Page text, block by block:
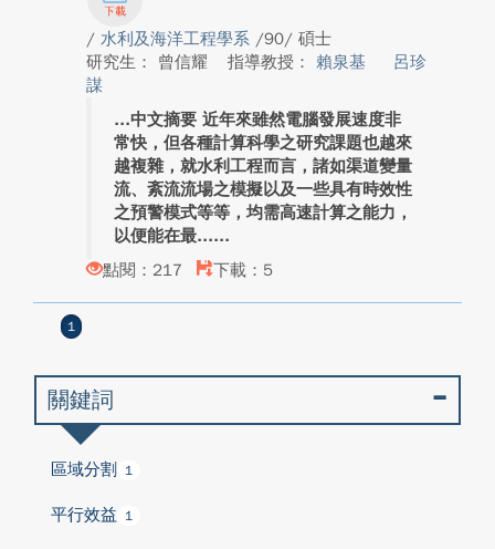
/ 水利及海洋工程學系 /90/ 碩士
研究生： 曾信耀
指導教授： 賴泉基
呂珍
謀
中文摘要 近年來雖然電腦發展速度非
常快，但各種計算科學之研究課題也越來
越複雜，就水利工程而言，諸如渠道變量
流、紊流流場之模擬以及一些具有時效性
之預警模式等等，均需高速計算之能力，
以便能在最...
點閱：217
下載：5
1
關鍵詞
區域分割 1
平行效益 1